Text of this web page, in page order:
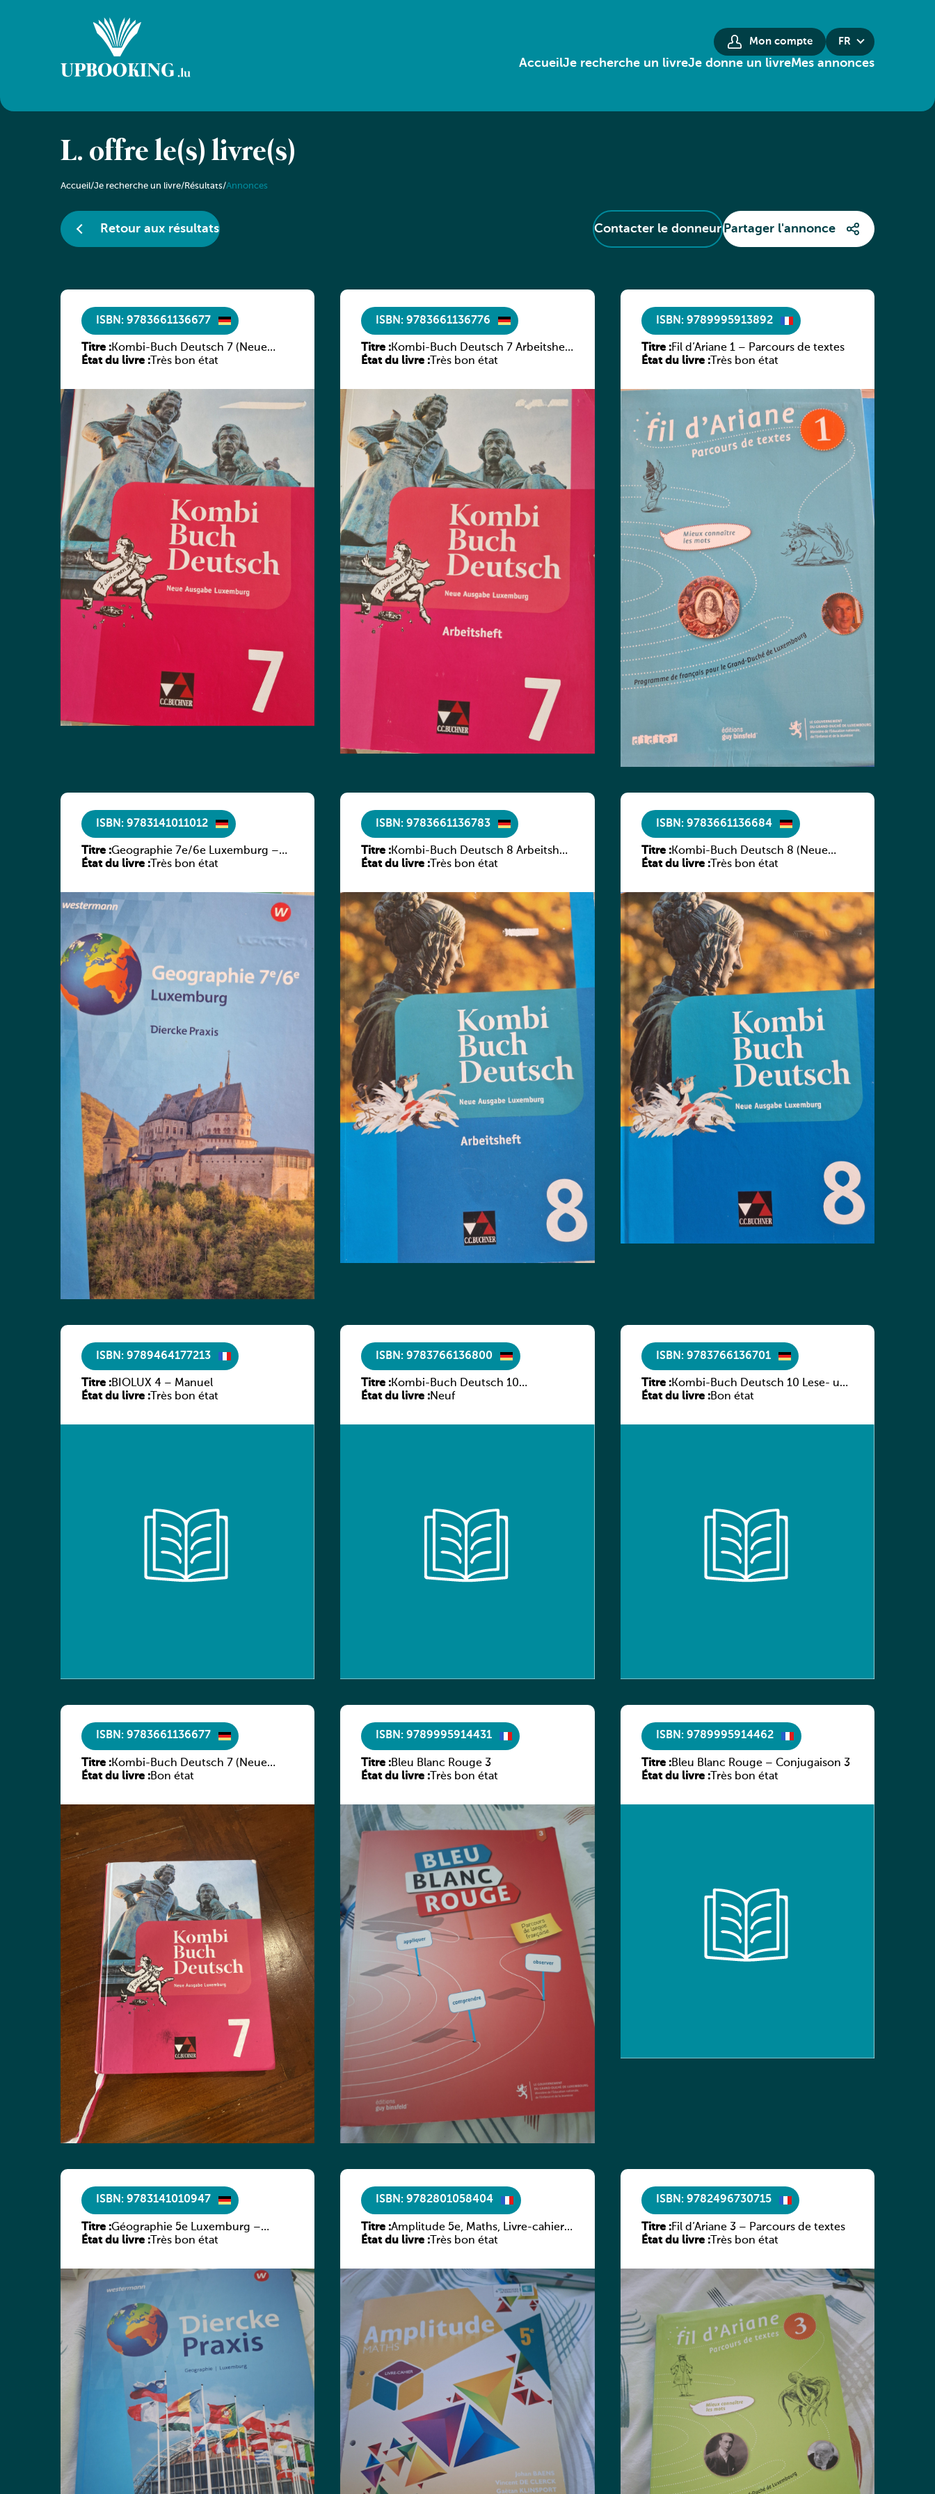
Mon compte FR
AccueilJe recherche un livreJe donne un livreMes annonces
L. offre le(s) livre(s)
Accueil/Je recherche un livre/Résultats/Annonces
Retour aux résultats Contacter le donneur Partager l'annonce
ISBN: 9783661136677
Titre :Kombi-Buch Deutsch 7 (Neue
Ausgabe Luxemburg)
État du livre : Très bon état
ISBN: 9783661136776
Titre :Kombi-Buch Deutsch 7 Arbeitsheft
(Neue Ausgabe Luxemburg)
État du livre : Très bon état
ISBN: 9789995913892
Titre :Fil d’Ariane 1 – Parcours de textes
État du livre :Très bon état
ISBN: 9783141011012
Titre :Geographie 7e/6e Luxemburg –
Diercke Praxis
État du livre : Très bon état
ISBN: 9783661136783
Titre :Kombi-Buch Deutsch 8 Arbeitsheft
(Neue Ausgabe Luxemburg)
État du livre : Très bon état
ISBN: 9783661136684
Titre :Kombi-Buch Deutsch 8 (Neue
Ausgabe Luxemburg)
État du livre :Très bon état
ISBN: 9789464177213
Titre :BIOLUX 4 – Manuel
État du livre : Très bon état
ISBN: 9783766136800
Titre :Kombi-Buch Deutsch 10
Arbeitsheft
État du livre :Neuf
ISBN: 9783766136701
Titre :Kombi-Buch Deutsch 10 Lese- und
Sprachbuch
État du livre :Bon état
ISBN: 9783661136677
Titre :Kombi-Buch Deutsch 7 (Neue
Ausgabe Luxemburg)
État du livre :Bon état
ISBN: 9789995914431
Titre :Bleu Blanc Rouge 3
État du livre : Très bon état
ISBN: 9789995914462
Titre :Bleu Blanc Rouge – Conjugaison 3
État du livre :Très bon état
ISBN: 9783141010947
Titre :Géographie 5e Luxemburg –
Diercke Praxis
État du livre : Très bon état
ISBN: 9782801058404
Titre :Amplitude 5e, Maths, Livre-cahier,
version luxembourgeoise
État du livre : Très bon état
ISBN: 9782496730715
Titre :Fil d’Ariane 3 – Parcours de textes
État du livre :Très bon état